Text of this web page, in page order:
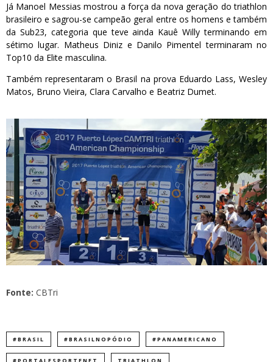
Já Manoel Messias mostrou a força da nova geração do triathlon
brasileiro e sagrou-se campeão geral entre os homens e também
da Sub23, categoria que teve ainda Kauê Willy terminando em
sétimo lugar. Matheus Diniz e Danilo Pimentel terminaram no
Top10 da Elite masculina.
Também representaram o Brasil na prova Eduardo Lass, Wesley
Matos, Bruno Vieira, Clara Carvalho e Beatriz Dumet.
Fonte: CBTri
#BRASIL #BRASILNOPÓDIO #PANAMERICANO